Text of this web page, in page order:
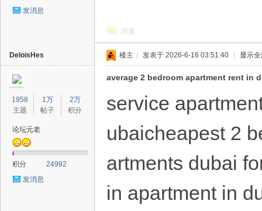
发消息
回复
DeloisHes
1958
主题
1万
帖子
2万
积分
论坛元老
积分
24992
发消息
楼主 发表于 2026-6-16 03:51:40 显示
average 2 bedroom apartment rent in
service
ubaicheapest 2
artments dubai
in apartment in